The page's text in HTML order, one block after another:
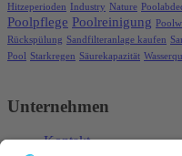
Hitzeperioden
Industry Nature
Poolpflege Poolreinigung
Rückspülung Sandfilteranlage kaufen
Pool
Starkregen Säurekapazität
Unternehmen
Kontakt